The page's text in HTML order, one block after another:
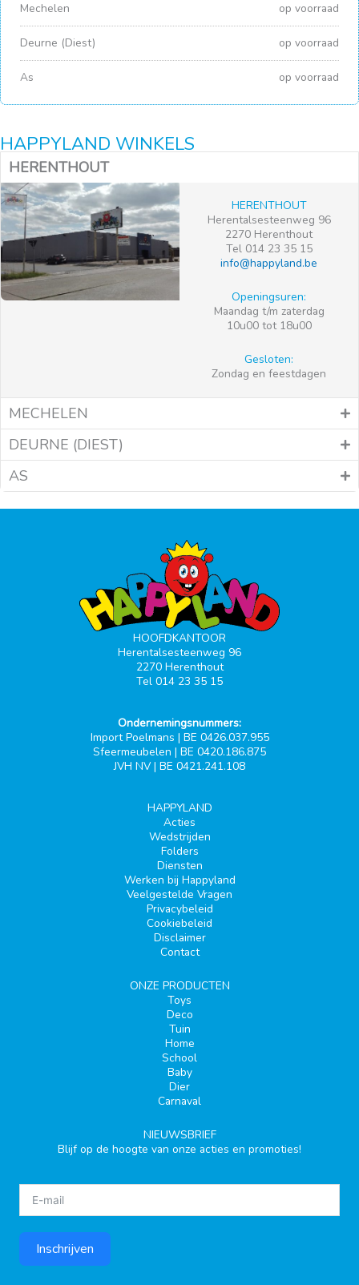
Mechelen op voorraad
Deurne (Diest) op voorraad
As op voorraad
HAPPYLAND WINKELS
HERENTHOUT
HERENTHOUT
Herentalsesteenweg 96
2270 Herenthout
Tel 014 23 35 15
info@happyland.be
Openingsuren:
Maandag t/m zaterdag
10u00 tot 18u00
Gesloten:
Zondag en feestdagen
MECHELEN
DEURNE (DIEST)
AS
HOOFDKANTOOR
Herentalsesteenweg 96
2270 Herenthout
Tel 014 23 35 15
Ondernemingsnummers:
Import Poelmans | BE 0426.037.955
Sfeermeubelen | BE 0420.186.875
JVH NV | BE 0421.241.108
HAPPYLAND
Acties
Wedstrijden
Folders
Diensten
Werken bij Happyland
Veelgestelde Vragen
Privacybeleid
Cookiebeleid
Disclaimer
Contact
ONZE PRODUCTEN
Toys
Deco
Tuin
Home
School
Baby
Dier
Carnaval
NIEUWSBRIEF
Blijf op de hoogte van onze acties en promoties!
Inschrijven